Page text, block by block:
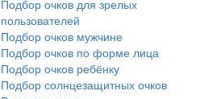
Подбор очков для зрелых
пользователей
Подбор очков мужчине
Подбор очков по форме лица
Подбор очков ребёнку
Подбор солнцезащитных очков